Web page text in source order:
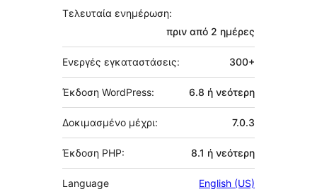
Τελευταία ενημέρωση:
πριν από 2 ημέρες
Ενεργές εγκαταστάσεις: 300+
Έκδοση WordPress: 6.8 ή νεότερη
Δοκιμασμένο μέχρι: 7.0.3
Έκδοση PHP: 8.1 ή νεότερη
Language English (US)